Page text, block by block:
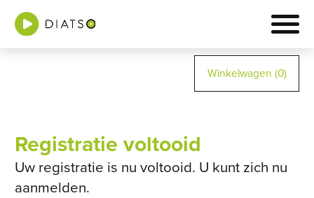
Winkelwagen (0)
Registratie voltooid
Uw registratie is nu voltooid. U kunt zich nu
aanmelden.